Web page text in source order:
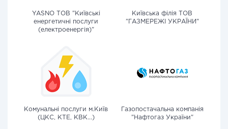
YASNO ТОВ "Київські
енергетичні послуги
(електроенергія)"
Київська філія ТОВ
"ГАЗМЕРЕЖІ УКРАЇНИ"
Комунальні послуги м.Київ
(ЦКС, КТЕ, КВК...)
Газопостачальна компанія
"Нафтогаз України"